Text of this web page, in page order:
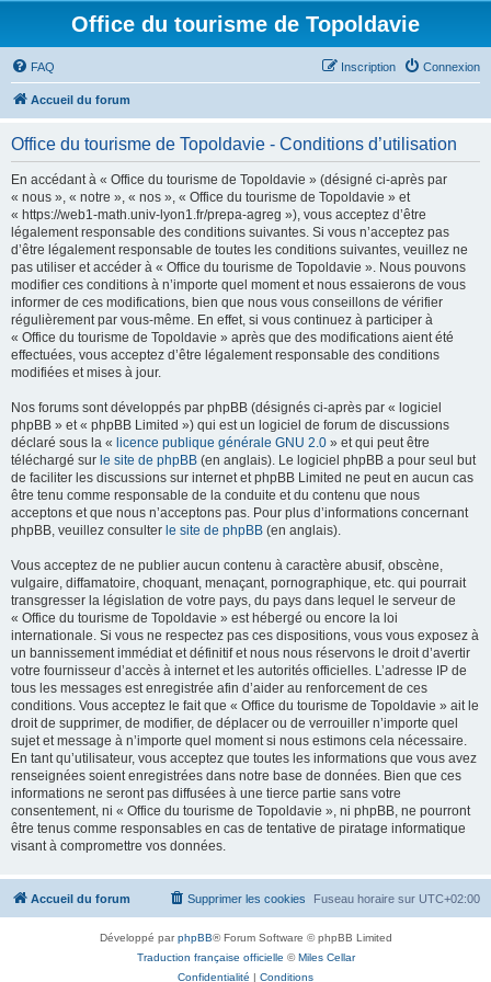
Office du tourisme de Topoldavie
FAQ Connexion
Inscription
Accueil du forum
Office du tourisme de Topoldavie - Conditions d’utilisation
En accédant à « Office du tourisme de Topoldavie » (désigné ci-après par
« nous », « notre », « nos », « Office du tourisme de Topoldavie » et
« https://web1-math.univ-lyon1.fr/prepa-agreg »), vous acceptez d’être
légalement responsable des conditions suivantes. Si vous n’acceptez pas
d’être légalement responsable de toutes les conditions suivantes, veuillez ne
pas utiliser et accéder à « Office du tourisme de Topoldavie ». Nous pouvons
modifier ces conditions à n’importe quel moment et nous essaierons de vous
informer de ces modifications, bien que nous vous conseillons de vérifier
régulièrement par vous-même. En effet, si vous continuez à participer à
« Office du tourisme de Topoldavie » après que des modifications aient été
effectuées, vous acceptez d’être légalement responsable des conditions
modifiées et mises à jour.
Nos forums sont développés par phpBB (désignés ci-après par « logiciel
phpBB » et « phpBB Limited ») qui est un logiciel de forum de discussions
déclaré sous la « licence publique générale GNU 2.0 » et qui peut être
téléchargé sur le site de phpBB (en anglais). Le logiciel phpBB a pour seul but
de faciliter les discussions sur internet et phpBB Limited ne peut en aucun cas
être tenu comme responsable de la conduite et du contenu que nous
acceptons et que nous n’acceptons pas. Pour plus d’informations concernant
phpBB, veuillez consulter le site de phpBB (en anglais).
Vous acceptez de ne publier aucun contenu à caractère abusif, obscène,
vulgaire, diffamatoire, choquant, menaçant, pornographique, etc. qui pourrait
transgresser la législation de votre pays, du pays dans lequel le serveur de
« Office du tourisme de Topoldavie » est hébergé ou encore la loi
internationale. Si vous ne respectez pas ces dispositions, vous vous exposez à
un bannissement immédiat et définitif et nous nous réservons le droit d’avertir
votre fournisseur d’accès à internet et les autorités officielles. L’adresse IP de
tous les messages est enregistrée afin d’aider au renforcement de ces
conditions. Vous acceptez le fait que « Office du tourisme de Topoldavie » ait le
droit de supprimer, de modifier, de déplacer ou de verrouiller n’importe quel
sujet et message à n’importe quel moment si nous estimons cela nécessaire.
En tant qu’utilisateur, vous acceptez que toutes les informations que vous avez
renseignées soient enregistrées dans notre base de données. Bien que ces
informations ne seront pas diffusées à une tierce partie sans votre
consentement, ni « Office du tourisme de Topoldavie », ni phpBB, ne pourront
être tenus comme responsables en cas de tentative de piratage informatique
visant à compromettre vos données.
Accueil du forum Fuseau horaire sur UTC+02:00
Supprimer les cookies
Développé parphpBB® Forum Software © phpBB Limited
Traduction française officielle ©Miles Cellar
Confidentialité | Conditions